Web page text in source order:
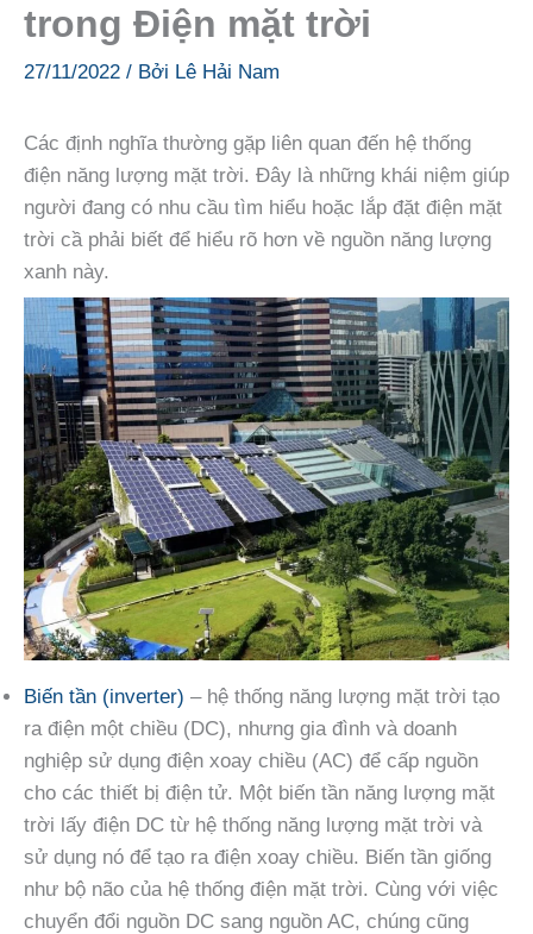
trong Điện mặt trời
27/11/2022 / Bởi Lê Hải Nam
Các định nghĩa thường gặp liên quan đến hệ thống
điện năng lượng mặt trời. Đây là những khái niệm giúp
người đang có nhu cầu tìm hiểu hoặc lắp đặt điện mặt
trời cầ phải biết để hiểu rõ hơn về nguồn năng lượng
xanh này.
Biến tần (inverter) – hệ thống năng lượng mặt trời tạo
ra điện một chiều (DC), nhưng gia đình và doanh
nghiệp sử dụng điện xoay chiều (AC) để cấp nguồn
cho các thiết bị điện tử. Một biến tần năng lượng mặt
trời lấy điện DC từ hệ thống năng lượng mặt trời và
sử dụng nó để tạo ra điện xoay chiều. Biến tần giống
như bộ não của hệ thống điện mặt trời. Cùng với việc
chuyển đổi nguồn DC sang nguồn AC, chúng cũng